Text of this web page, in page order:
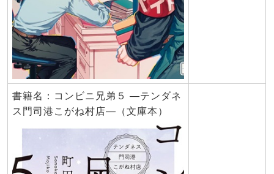
書籍名：コンビニ兄弟５ ―テンダネ
ス門司港こがね村店―（文庫本）